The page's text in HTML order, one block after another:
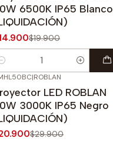
6500K IP65 Blanco
$19.900
OFF
|ROBLAN
LED ROBLAN
3000K IP65 Negro
$29.900